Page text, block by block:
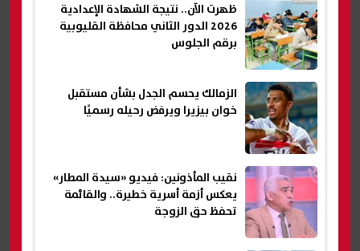
ظهرت الآن.. نتيجة الشهادة الإعدادية
2026 الدور الثاني محافظة القليوبية
برقم الجلوس
الزمالك يحسم الجدل بشأن مستقبل
خوان بيزيرا ويرفض رحيله رسميًا
نقيب المأذونين: فيديو «سيدة المطار»
يعكس أزمة أسرية خطيرة.. والقائمة
تحفظ حق الزوجة